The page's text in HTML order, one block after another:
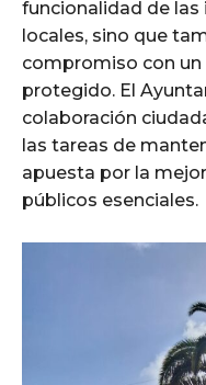
funcionalidad de las
locales, sino que
compromiso con
protegido. El
colaboración
las tareas de
apuesta por la
públicos esenciales.